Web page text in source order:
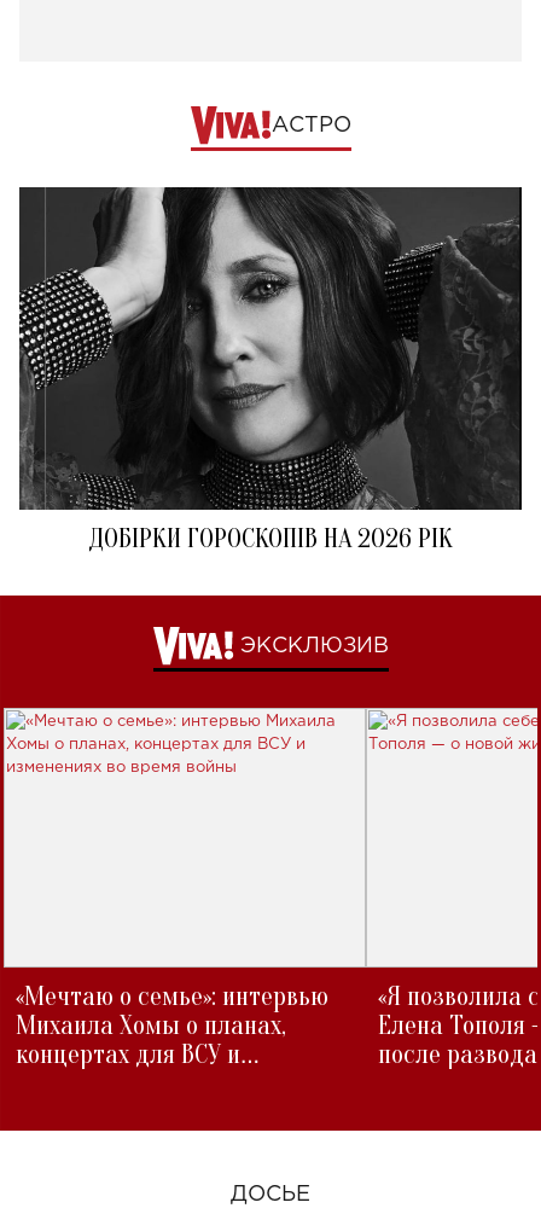
АСТРО
ДОБІРКИ ГОРОСКОПІВ НА 2026 РІК
ЭКСКЛЮЗИВ
«Мечтаю о семье»: интервью
Михаила Хомы о планах,
концертах для ВСУ и
«Я позволила
Елена Тополя
после развода
ДОСЬЕ